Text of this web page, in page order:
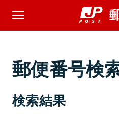
郵便番号検
検索結果